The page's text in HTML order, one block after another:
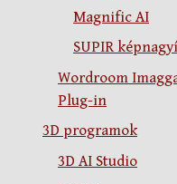
Magnific AI
SUPIR
Wordroom
Plug-in
3D programok
3D AI Studio